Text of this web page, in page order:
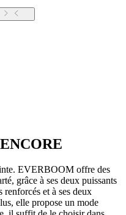
EVERBOOM offre des
grâce à ses deux puissants
renforcés et à ses deux
elle propose un mode